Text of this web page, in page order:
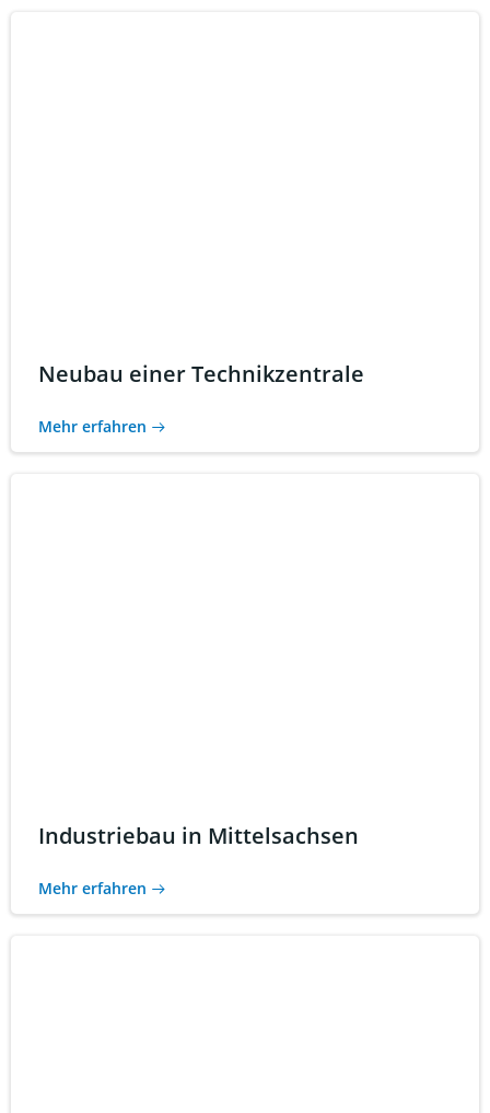
Neubau einer Technikzentrale
Mehr erfahren
Industriebau in Mittelsachsen
Mehr erfahren